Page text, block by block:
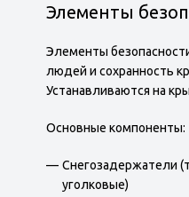
Элементы
Элементы
людей и сохранность
Устанавливаются на
Основные компоненты:
Снегозадержатели
уголковые)